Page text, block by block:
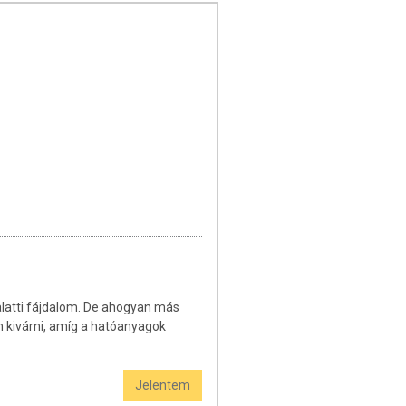
fájdalom. De ahogyan más
amíg a hatóanyagok
Jelentem